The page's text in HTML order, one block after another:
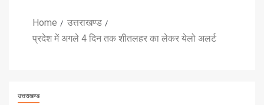
Home
उत्तराखण्ड
प्रदेश में अगले 4 दिन तक शीतलहर का लेकर येलो अलर्ट
उत्तराखण्ड